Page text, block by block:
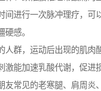
间进行一次脉冲理疗，可
硬感。
人群，运动后出现的肌肉
激能加速乳酸代谢，促进
友常见的老寒腿、肩周炎